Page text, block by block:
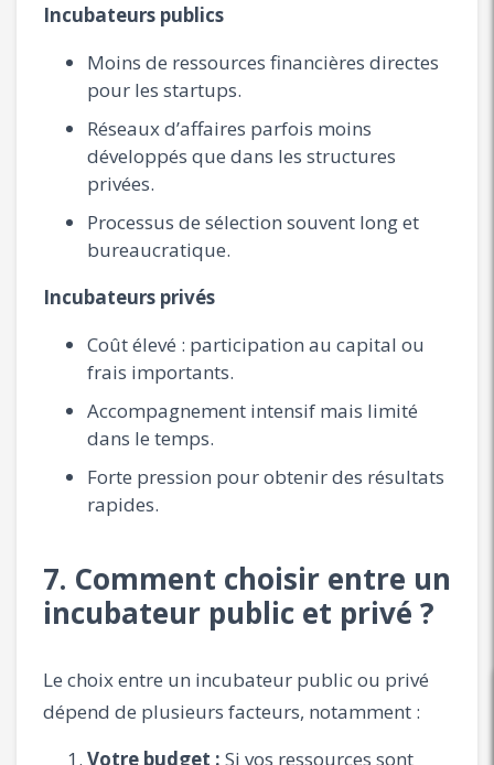
Incubateurs publics
Moins de ressources financières directes
pour les startups.
Réseaux d’affaires parfois moins
développés que dans les structures
privées.
Processus de sélection souvent long et
bureaucratique.
Incubateurs privés
Coût élevé : participation au capital ou
frais importants.
Accompagnement intensif mais limité
dans le temps.
Forte pression pour obtenir des résultats
rapides.
7. Comment choisir entre un
incubateur public et privé ?
Le choix entre un incubateur public ou privé
dépend de plusieurs facteurs, notamment :
Votre budget : Si vos ressources sont